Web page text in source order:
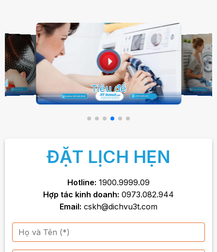
Tiêu đề
ĐẶT LỊCH HẸN
Hotline: 1900.9999.09
Hợp tác kinh doanh: 0973.082.944
Email: cskh@dichvu3t.com